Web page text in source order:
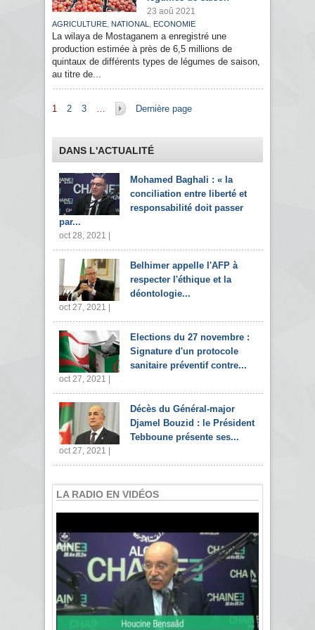
23 aoû 2021
AGRICULTURE, NATIONAL , ECONOMIE
La wilaya de Mostaganem a enregistré une
production estimée à près de 6,5 millions de
quintaux de différents types de légumes de saison,
au titre de...
Pages
1 2 3 … Dernière page
DANS L'ACTUALITÉ
Mohamed Baghali : « la
conciliation entre liberté et
responsabilité doit passer
par...
oct 28, 2021 |
Belhimer appelle l'AFP à
respecter l'éthique et la
déontologie...
oct 27, 2021 |
Elections du 27 novembre :
Signature d'un protocole
sanitaire préventif contre...
oct 27, 2021 |
Décès du Général-major
Djamel Bouzid : le Président
Tebboune présente ses...
oct 27, 2021 |
LA RADIO EN VIDÉOS